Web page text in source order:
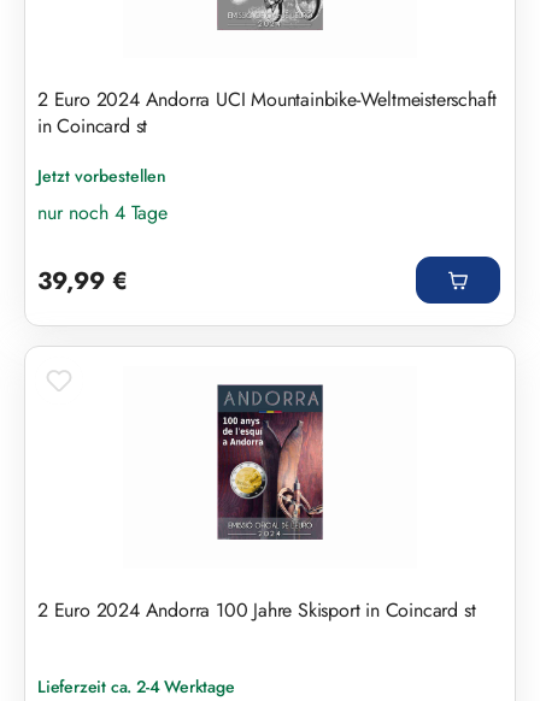
2 Euro 2024 Andorra UCI Mountainbike-Weltmeisterschaft
in Coincard st
Jetzt vorbestellen
nur noch 4 Tage
39,99 €
2 Euro 2024 Andorra 100 Jahre Skisport in Coincard st
Lieferzeit ca. 2-4 Werktage